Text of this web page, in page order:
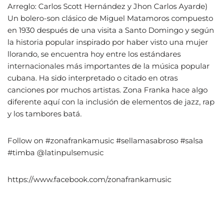
Arreglo: Carlos Scott Hernández y Jhon Carlos Ayarde)
Un bolero-son clásico de Miguel Matamoros compuesto
en 1930 después de una visita a Santo Domingo y según
la historia popular inspirado por haber visto una mujer
llorando, se encuentra hoy entre los estándares
internacionales más importantes de la música popular
cubana. Ha sido interpretado o citado en otras
canciones por muchos artistas. Zona Franka hace algo
diferente aquí con la inclusión de elementos de jazz, rap
y los tambores batá.
Follow on #zonafrankamusic #sellamasabroso #salsa
#timba @latinpulsemusic
https://www.facebook.com/zonafrankamusic